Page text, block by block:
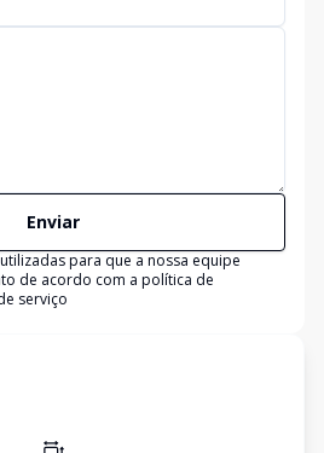
Enviar
para que a nossa equipe
de acordo com a política de
serviço